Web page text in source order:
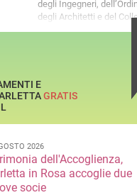
degli Ingegneri,
degli Architetti e del
professionale dei
E
GRATIS
2026
dell'Accoglienza,
in Rosa accoglie due
socie